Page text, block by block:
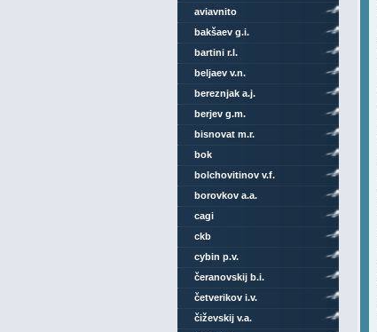
aviavnito
bakšaev g.i.
bartini r.l.
beljaev v.n.
bereznjak a.j.
berjev g.m.
bisnovat m.r.
bok
bolchovitinov v.f.
borovkov a.a.
cagi
ckb
cybin p.v.
čeranovskij b.i.
četverikov i.v.
čiževskij v.a.